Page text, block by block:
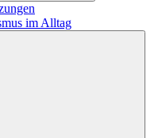
im Alltag